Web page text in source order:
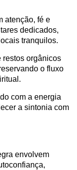
atenção, fé e
dedicados,
tranquilos.
restos orgânicos
o fluxo
com a energia
a sintonia com
envolvem